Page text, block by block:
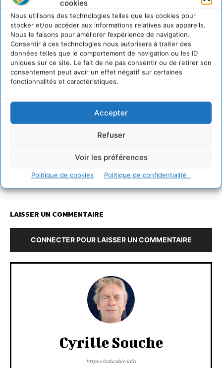
cookies
Nous utilisons des technologies telles que les cookies pour
stocker et/ou accéder aux informations relatives aux appareils.
Nous le faisons pour améliorer l’expérience de navigation.
Consentir à ces technologies nous autorisera à traiter des
données telles que le comportement de navigation ou les ID
uniques sur ce site. Le fait de ne pas consentir ou de retirer son
consentement peut avoir un effet négatif sur certaines
fonctionnalités et caractéristiques.
Accepter
Refuser
Voir les préférences
Politique de cookies Politique de confidentialité
Cet article est republié à partir deThe Conversation
sous licence Creative Commons. Lire l’
LAISSER UN COMMENTAIRE
CONNECTER POUR LAISSER UN COMMENTAIRE
Cyrille Souche
https://cdurable.info